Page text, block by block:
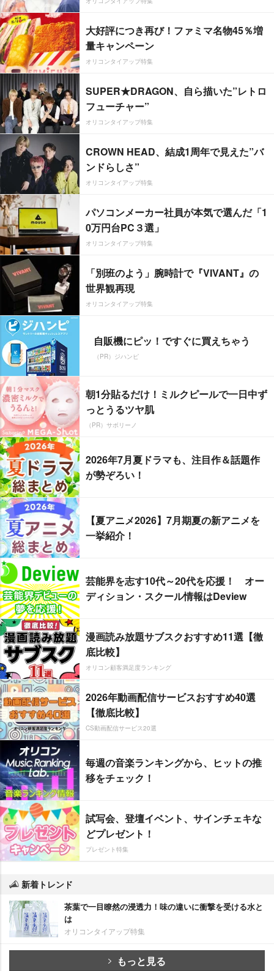
大好評につき再び！ファミマ名物45％増
量キャンペーン
オリコンタイアップ特集
SUPER★DRAGON、自ら描いた”レトロ
フューチャー”
オリコンタイアップ特集
CROWN HEAD、結成1周年で見えた”バ
ンドらしさ”
オリコンタイアップ特集
パソコンメーカー社員が本気で選んだ「1
0万円台PC３選」
オリコンタイアップ特集
「別班のよう」腕時計で『VIVANT』の
世界観再現
オリコンタイアップ特集
自販機にピッ！ですぐに買えちゃう
（PR）ジハンピ
朝1分貼るだけ！ミルクピールで一日中ず
っとうるツヤ肌
（PR）サボリーノ
2026年7月夏ドラマも、注目作＆話題作
が勢ぞろい！
【夏アニメ2026】7月期夏の新アニメを
一挙紹介！
芸能界を志す10代～20代を応援！ オー
ディション・スクール情報はDeview
漫画読み放題サブスクおすすめ11選【徹
底比較】
オリコン顧客満足度ランキング
2026年動画配信サービスおすすめ40選
【徹底比較】
CS動画配信サービス20選
毎週の音楽ランキングから、ヒットの推
移をチェック！
試写会、登壇イベント、サインチェキな
どプレゼント！
プレゼント特集
新着トレンド
茶葉で一目瞭然の浸透力！味の違いに衝撃を受ける水と
は
オリコンタイアップ特集
もっと見る